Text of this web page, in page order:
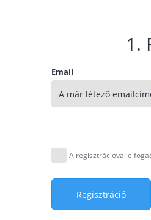
1.
Email
A regisztrációval
Regisztráció